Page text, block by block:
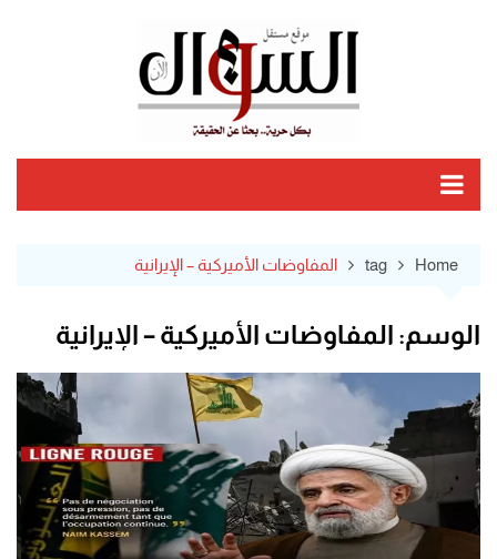
Home
tag المفاوضات الأميركية – الإيرانية
الوسم: المفاوضات الأميركية – الإيرانية